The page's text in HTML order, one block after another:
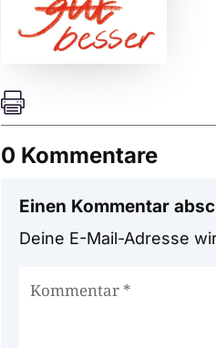

0 Kommentare
Einen Kommentar
Deine E-Mail-Adresse